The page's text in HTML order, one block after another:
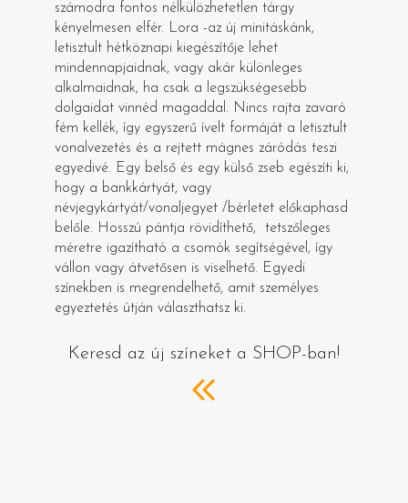
számodra fontos nélkülözhetetlen tárgy
kényelmesen elfér. Lora -az új minitáskánk,
letisztult hétköznapi kiegészítője lehet
mindennapjaidnak, vagy akár különleges
alkalmaidnak, ha csak a legszükségesebb
dolgaidat vinnéd magaddal. Nincs rajta zavaró
fém kellék, így egyszerű ívelt formáját a letisztult
vonalvezetés és a rejtett mágnes záródás teszi
egyedivé. Egy belső és egy külső zseb egészíti ki,
hogy a bankkártyát, vagy
névjegykártyát/vonaljegyet /bérletet előkaphasd
belőle. Hosszú pántja rövidíthető, tetszőleges
méretre igazítható a csomók segítségével, így
vállon vagy átvetősen is viselhető. Egyedi
színekben is megrendelhető, amit személyes
egyeztetés útján választhatsz ki.
Keresd az új színeket a SHOP-ban!